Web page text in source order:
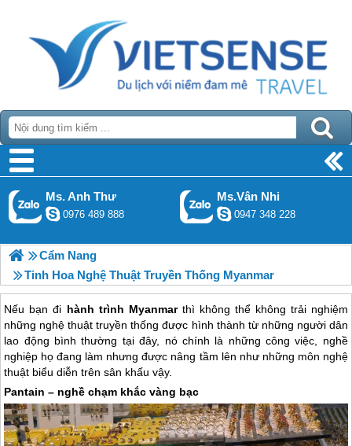
Ms. Anh Thư
0976 489 888
Ms.Vân Nhi
0947 348 228
Cẩm Nang
Tinh Hoa Nghệ Thuật Truyền Thống Myanmar
Nếu bạn đi hành trình Myanmarthì không thể không trải nghiệm
những nghệ thuật truyền thống được hình thành từ những người dân
lao động bình thường tại đây, nó chính là những công việc, nghề
nghiệp họ đang làm nhưng được nâng tầm lên như những môn nghệ
thuật biểu diễn trên sân khấu vậy.
Pantain – nghề chạm khắc vàng bạc